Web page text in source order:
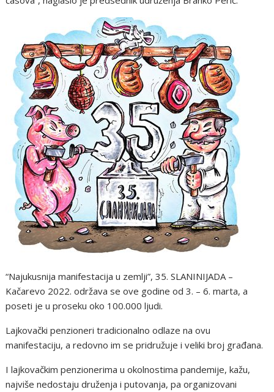
“Najukusnija manifestacija u zemlji”, 35. SLANINIJADA –
Kačarevo 2022. održava se ove godine od 3. – 6. marta, a
poseti je u proseku oko 100.000 ljudi.
Lajkovački penzioneri tradicionalno odlaze na ovu
manifestaciju, a redovno im se pridružuje i veliki broj građana.
I lajkovačkim penzionerima u okolnostima pandemije, kažu,
najviše nedostaju druženja i putovanja, pa organizovani